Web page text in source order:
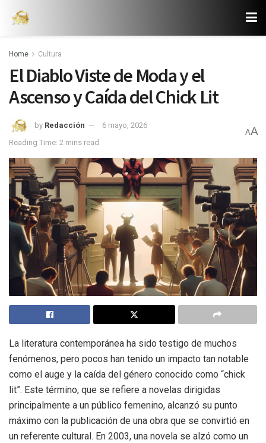
Home Cultura
El Diablo Viste de Moda y el
Ascenso y Caída del Chick Lit
by Redacción
6 mayo, 2026
Reading Time: 2 mins read
AA
La literatura contemporánea ha sido testigo de muchos
fenómenos, pero pocos han tenido un impacto tan notable
como el auge y la caída del género conocido como “chick
lit”. Este término, que se refiere a novelas dirigidas
principalmente a un público femenino, alcanzó su punto
máximo con la publicación de una obra que se convirtió en
un referente cultural. En 2003, una novela se alzó como un